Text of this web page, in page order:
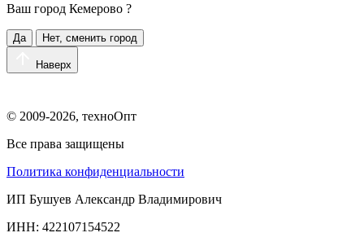
Ваш город Кемерово ?
Да Нет, сменить город
Наверх
© 2009-2026, техноОпт
Все права защищены
Политика конфиденциальности
ИП Бушуев Александр Владимирович
ИНН: 422107154522